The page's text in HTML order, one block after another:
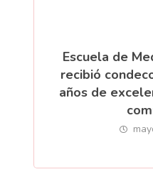
Escuela de
recibió
años de